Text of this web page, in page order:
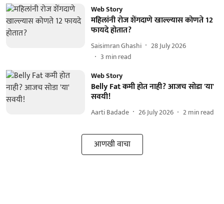
Web Story
महिलांनी रोज शेंगदाणे खाल्ल्यास कोणते 12
फायदे होतात?
Saisimran Ghashi
28 July 2026
3 min read
Web Story
Belly Fat कमी होत नाही? आजच सोडा 'या'
सवयी!
Aarti Badade 26 July 2026 2min read
आणखी वाचा